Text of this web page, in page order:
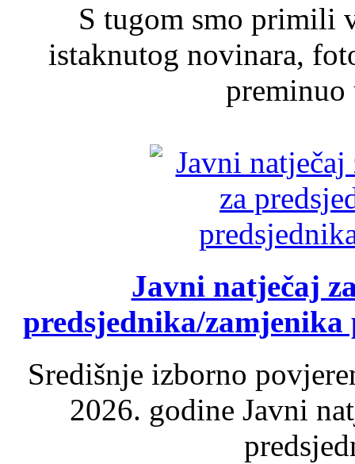
S tugom smo primili
istaknutog novinara,
Javni natječaj
predsjednika/
Središnje izborno
2026. godine Javni